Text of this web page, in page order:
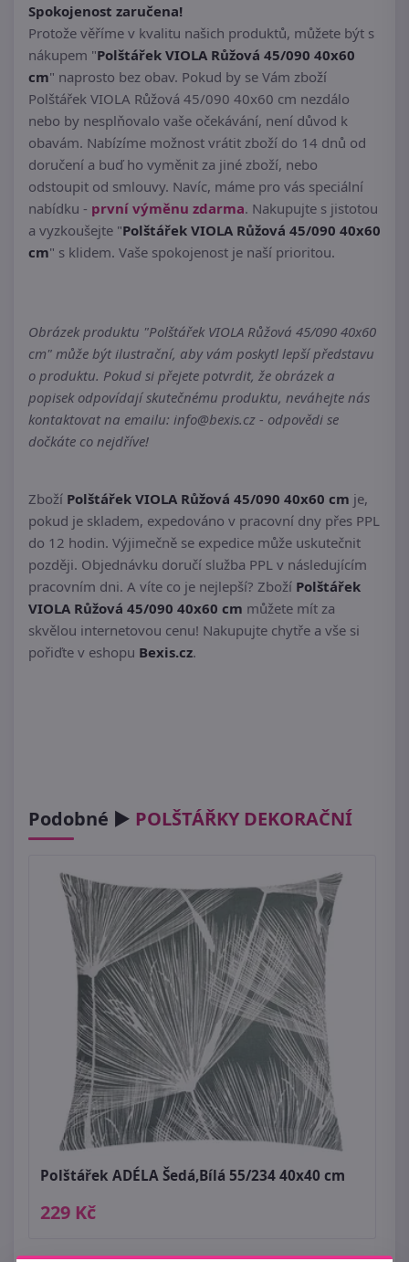
Spokojenost zaručena!
Protože věříme v kvalitu našich produktů, můžete být s
nákupem "Polštářek VIOLA Růžová 45/090 40x60
cm" naprosto bez obav. Pokud by se Vám zboží
Polštářek VIOLA Růžová 45/090 40x60 cm nezdálo
nebo by nesplňovalo vaše očekávání, není důvod k
obavám. Nabízíme možnost vrátit zboží do 14 dnů od
doručení a buď ho vyměnit za jiné zboží, nebo
odstoupit od smlouvy. Navíc, máme pro vás speciální
nabídku - první výměnu zdarma. Nakupujte s jistotou
a vyzkoušejte "Polštářek VIOLA Růžová 45/090 40x60
cm" s klidem. Vaše spokojenost je naší prioritou.
Obrázek produktu "Polštářek VIOLA Růžová 45/090 40x60
cm" může být ilustrační, aby vám poskytl lepší představu
o produktu. Pokud si přejete potvrdit, že obrázek a
popisek odpovídají skutečnému produktu, neváhejte nás
kontaktovat na emailu: info@bexis.cz - odpovědi se
dočkáte co nejdříve!
Zboží Polštářek VIOLA Růžová 45/090 40x60 cm je,
pokud je skladem, expedováno v pracovní dny přes PPL
do 12 hodin. Výjimečně se expedice může uskutečnit
později. Objednávku doručí služba PPL v následujícím
pracovním dni. A víte co je nejlepší? Zboží Polštářek
VIOLA Růžová 45/090 40x60 cm můžete mít za
skvělou internetovou cenu! Nakupujte chytře a vše si
pořiďte v eshopu Bexis.cz.
Podobné ► POLŠTÁŘKY DEKORAČNÍ
Polštářek ADÉLA Šedá,Bílá 55/234 40x40 cm
229 Kč